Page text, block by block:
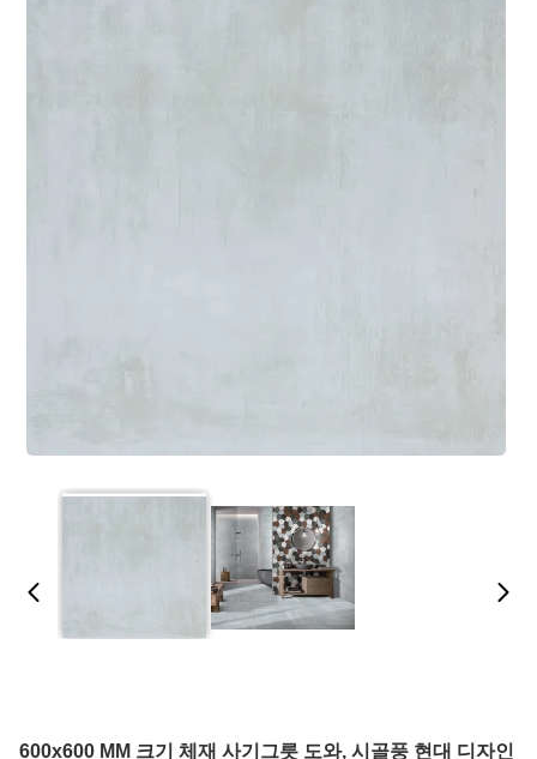
600x600 MM 크기 체재 사기그릇 도와, 시골풍 현대 디자인